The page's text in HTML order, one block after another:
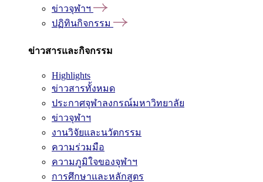
ข่าวจุฬาฯ
ปฏิทินกิจกรรม
ข่าวสารและกิจกรรม
Highlights
ข่าวสารทั้งหมด
ประกาศจุฬาลงกรณ์มหาวิทยาลัย
ข่าวจุฬาฯ
งานวิจัยและนวัตกรรม
ความร่วมมือ
ความภูมิใจของจุฬาฯ
การศึกษาและหลักสูตร